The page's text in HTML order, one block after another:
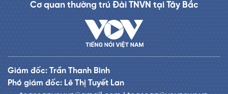
Cơ quan thường trú Đài TNVN tại Tây Bắc
Giám đốc: Trần Thanh Bình
Phó giám đốc: Lê Thị Tuyết Lan